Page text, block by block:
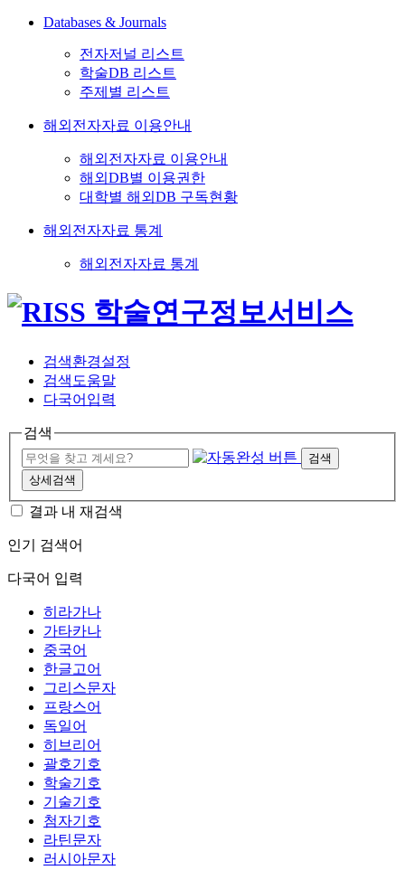
Databases & Journals
전자저널 리스트
학술DB 리스트
주제별 리스트
해외전자자료 이용안내
해외전자자료 이용안내
해외DB별 이용권한
대학별 해외DB 구독현황
해외전자자료 통계
해외전자자료 통계
검색환경설정
검색도움말
다국어입력
검색
검색
상세검색
결과 내 재검색
인기 검색어
다국어 입력
히라가나
가타카나
중국어
한글고어
그리스문자
프랑스어
독일어
히브리어
괄호기호
학술기호
기술기호
첨자기호
라틴문자
러시아문자